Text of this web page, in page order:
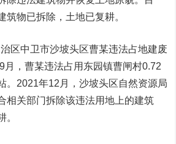
筑物已拆除，土地已复耕。
中卫市沙坡头区曹某违法占地建废
月，曹某违法占用东园镇曹闸村0.72
。2021年12月，沙坡头区自然资源局
相关部门拆除该违法用地上的建筑
。